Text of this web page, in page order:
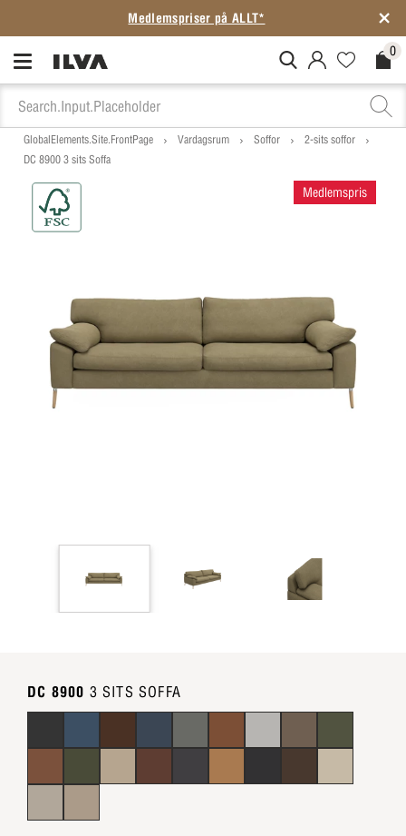
Medlemspriser på ALLT*
MitIlva.Login 0
GlobalElements.Site.FrontPage Vardagsrum Soffor
2-sits soffor
DC 8900 3 sits Soffa
Medlemspris
DC 8900 3 SITS SOFFA